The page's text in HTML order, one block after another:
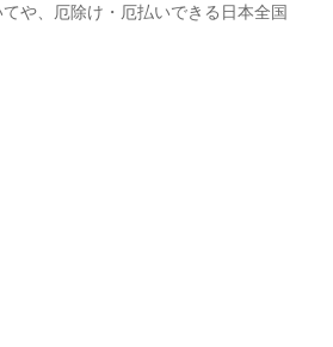
や、厄除け・厄払いできる日本全国